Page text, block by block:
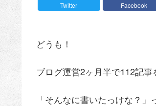
Twitter Facebook
どうも！
ブログ運営2ヶ月半で112記事
「そんなに書いたっけな？